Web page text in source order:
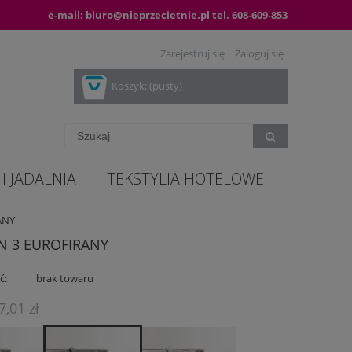
e-mail: biuro@nieprzecietnie.pl tel. 608-609-853
Zarejestruj się Zaloguj się
Koszyk: (pusty)
JADALNIA TEKSTYLIA HOTELOWE
EUROFIRANY
brak towaru
zł